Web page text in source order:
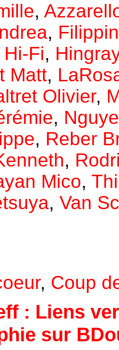
,
,
Hi-Fi,
Matt,
Olivier,
,
, Reber
,
Mico,
, Van
, Coup
: Liens
sur